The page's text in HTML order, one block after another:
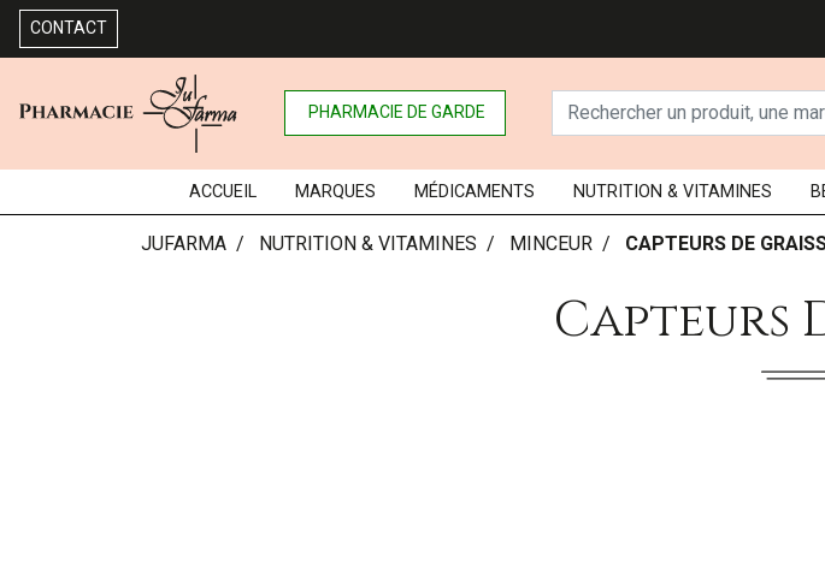
CONTACT
PHARMACIE DE GARDE
ACCUEIL MARQUES MÉDICAMENTS NUTRITION & VITAMINES
JUFARMA NUTRITION & VITAMINES MINCEUR CAPTEURS DE
Capteurs